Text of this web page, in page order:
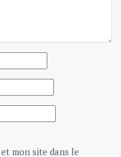
mon site dans le